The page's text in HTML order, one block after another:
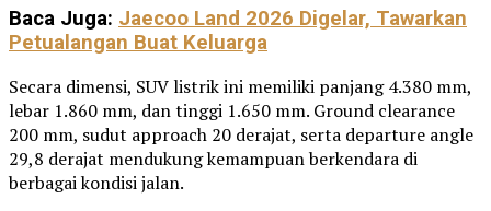
Baca Juga: Jaecoo Land 2026 Digelar, Tawarkan
Petualangan Buat Keluarga
Secara dimensi, SUV listrik ini memiliki panjang 4.380 mm,
lebar 1.860 mm, dan tinggi 1.650 mm. Ground clearance
200 mm, sudut approach 20 derajat, serta departure angle
29,8 derajat mendukung kemampuan berkendara di
berbagai kondisi jalan.